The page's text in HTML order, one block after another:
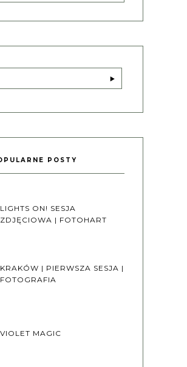
POSTY
LIGHTS ON! SESJA
ZDJĘCIOWA | FOTOHART
KRAKÓW | PIERWSZA SESJA |
FOTOGRAFIA
VIOLET MAGIC